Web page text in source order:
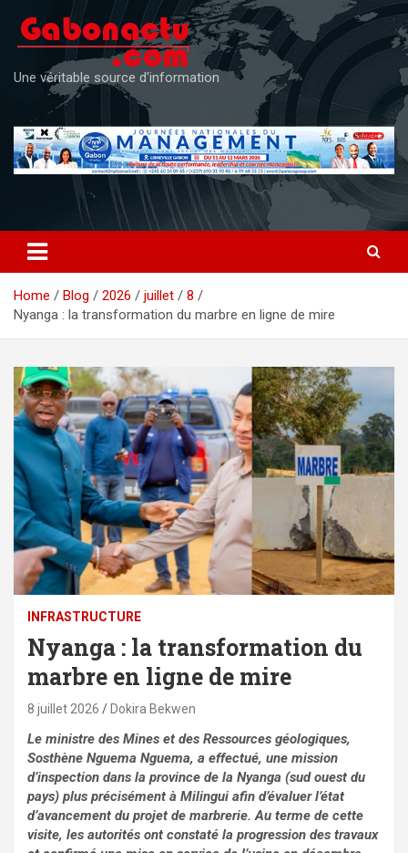
content
Une véritable source d'information
Home Blog 2026 juillet
8
Nyanga : la transformation du marbre en ligne de mire
⁠INFRASTRUCTURE
Nyanga : la transformation du
marbre en ligne de mire
8 juillet 2026 Dokira Bekwen
Le ministre des Mines et des Ressources géologiques,
Sosthène Nguema Nguema, a effectué, une mission
d’inspection dans la province de la Nyanga (sud ouest du
pays) plus précisément à Milingui afin d’évaluer l’état
d’avancement du projet de marbrerie. Au terme de cette
visite, les autorités ont constaté la progression des travaux